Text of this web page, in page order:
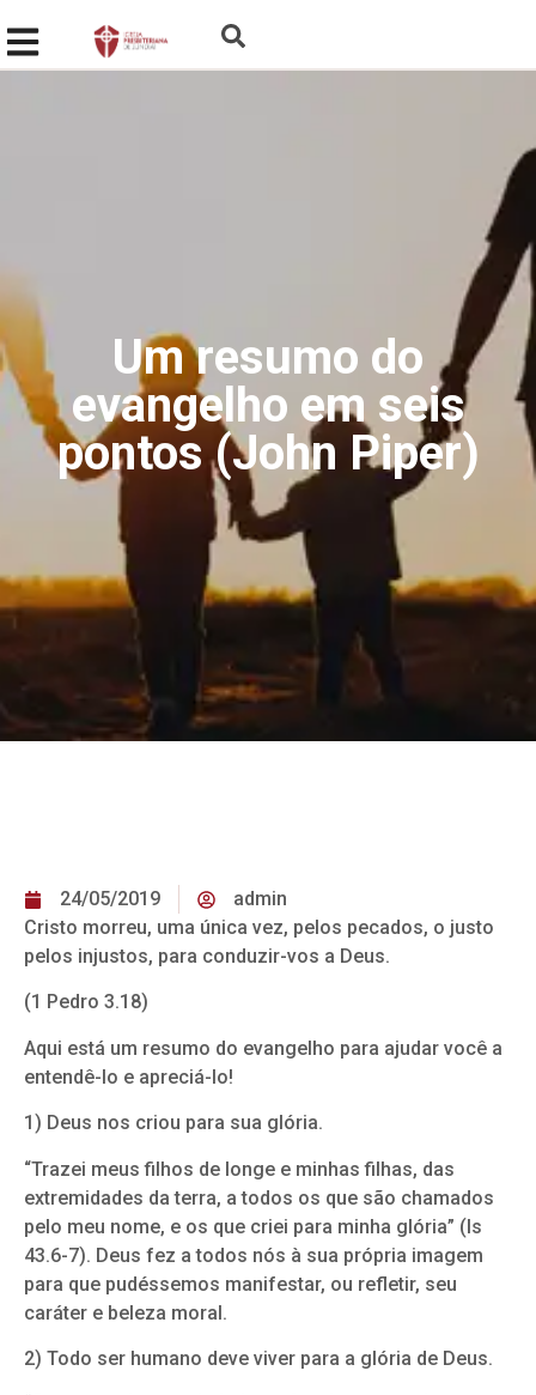
Um resumo do
evangelho em seis
pontos (John Piper)
24/05/2019
admin
Cristo morreu, uma única vez, pelos pecados, o justo
pelos injustos, para conduzir-vos a Deus.
(1 Pedro 3.18)
Aqui está um resumo do evangelho para ajudar você a
entendê-lo e apreciá-lo!
1) Deus nos criou para sua glória.
“Trazei meus filhos de longe e minhas filhas, das
extremidades da terra, a todos os que são chamados
pelo meu nome, e os que criei para minha glória” (Is
43.6-7). Deus fez a todos nós à sua própria imagem
para que pudéssemos manifestar, ou refletir, seu
caráter e beleza moral.
2) Todo ser humano deve viver para a glória de Deus.